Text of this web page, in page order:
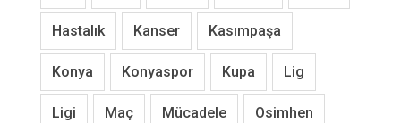
Hastalık Kanser Kasımpaşa
Konya Konyaspor Kupa Lig
Ligi Maç Mücadele Osimhen